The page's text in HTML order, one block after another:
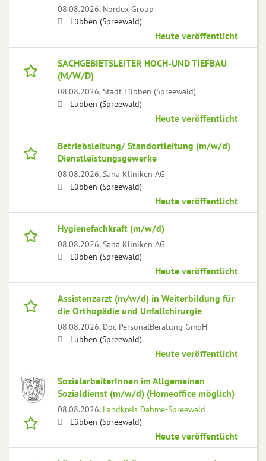
08.08.2026, Nordex Group
Lübben (Spreewald)
Heute veröffentlicht
SACHGEBIETSLEITER HOCH-UND TIEFBAU
(M/W/D)
08.08.2026,Stadt Lübben (Spreewald)
Lübben (Spreewald)
Heute veröffentlicht
Betriebsleitung/ Standortleitung (m/w/d)
Dienstleistungsgewerke
08.08.2026,Sana Kliniken AG
Lübben (Spreewald)
Heute veröffentlicht
Hygienefachkraft (m/w/d)
08.08.2026,Sana Kliniken AG
Lübben (Spreewald)
Heute veröffentlicht
Assistenzarzt (m/w/d) in Weiterbildung für
die Orthopädie und Unfallchirurgie
08.08.2026, Doc PersonalBeratung GmbH
Lübben (Spreewald)
Heute veröffentlicht
SozialarbeiterInnen im Allgemeinen
Sozialdienst (m/w/d) (Homeoffice möglich)
08.08.2026, Landkreis Dahme-Spreewald
Lübben (Spreewald)
Heute veröffentlicht